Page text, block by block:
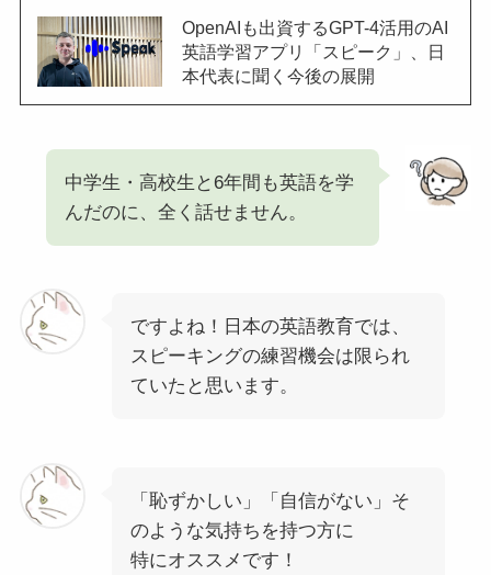
OpenAIも出資するGPT-4活用のAI
英語学習アプリ「スピーク」、日
本代表に聞く今後の展開
中学生・高校生と6年間も英語を学
んだのに、全く話せません。
ですよね！日本の英語教育では、
スピーキングの練習機会は限られ
ていたと思います。
「恥ずかしい」「自信がない」そ
のような気持ちを持つ方に
特にオススメです！